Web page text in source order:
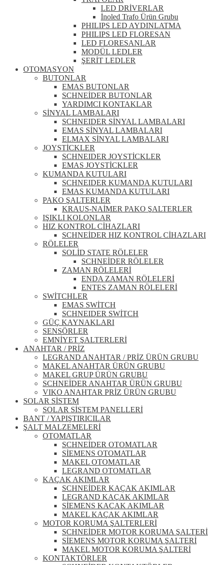
LED DRİVERLAR
İnoled Trafo Ürün Grubu
PHILIPS LED AYDINLATMA
PHILIPS LED FLORESAN
LED FLORESANLAR
MODÜL LEDLER
ŞERİT LEDLER
OTOMASYON
BUTONLAR
EMAS BUTONLAR
SCHNEİDER BUTONLAR
YARDIMCI KONTAKLAR
SİNYAL LAMBALARI
SCHNEIDER SİNYAL LAMBALARI
EMAS SİNYAL LAMBALARI
ELMAX SİNYAL LAMBALARI
JOYSTİCKLER
SCHNEIDER JOYSTİCKLER
EMAS JOYSTİCKLER
KUMANDA KUTULARI
SCHNEIDER KUMANDA KUTULARI
EMAS KUMANDA KUTULARI
PAKO ŞALTERLER
KRAUS-NAİMER PAKO ŞALTERLER
IŞIKLI KOLONLAR
HIZ KONTROL CİHAZLARI
SCHNEİDER HIZ KONTROL CİHAZLARI
RÖLELER
SOLİD STATE RÖLELER
SCHNEİDER RÖLELER
ZAMAN RÖLELERİ
ENDA ZAMAN RÖLELERİ
ENTES ZAMAN RÖLELERİ
SWİTCHLER
EMAS SWİTCH
SCHNEIDER SWİTCH
GÜÇ KAYNAKLARI
SENSÖRLER
EMNİYET ŞALTERLERİ
ANAHTAR / PRİZ
LEGRAND ANAHTAR / PRİZ ÜRÜN GRUBU
MAKEL ANAHTAR ÜRÜN GRUBU
MAKEL GRUP ÜRÜN GRUBU
SCHNEİDER ANAHTAR ÜRÜN GRUBU
VIKO ANAHTAR PRİZ ÜRÜN GRUBU
SOLAR SİSTEM
SOLAR SİSTEM PANELLERİ
BANT / YAPIŞTIRICILAR
ŞALT MALZEMELERİ
OTOMATLAR
SCHNEİDER OTOMATLAR
SİEMENS OTOMATLAR
MAKEL OTOMATLAR
LEGRAND OTOMATLAR
KAÇAK AKIMLAR
SCHNEİDER KAÇAK AKIMLAR
LEGRAND KAÇAK AKIMLAR
SİEMENS KAÇAK AKIMLAR
MAKEL KAÇAK AKIMLAR
MOTOR KORUMA ŞALTERLERİ
SCHNEİDER MOTOR KORUMA ŞALTERİ
SİEMENS MOTOR KORUMA ŞALTERİ
MAKEL MOTOR KORUMA ŞALTERİ
KONTAKTÖRLER